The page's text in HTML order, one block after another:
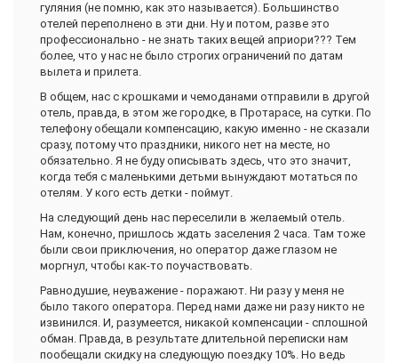
гуляния (не помню, как это называется). Большинство
отелей переполнено в эти дни. Ну и потом, разве это
профессионально - не знать таких вещей априори??? Тем
более, что у нас не было строгих ограничений по датам
вылета и прилета.
В общем, нас с крошками и чемоданами отправили в другой
отель, правда, в этом же городке, в Протарасе, на сутки. По
телефону обещали компенсацию, какую именно - не сказали
сразу, потому что праздники, никого нет на месте, но
обязательно. Я не буду описывать здесь, что это значит,
когда тебя с маленькими детьми вынуждают мотаться по
отелям. У кого есть детки - поймут.
На следующий день нас переселили в желаемый отель.
Нам, конечно, пришлось ждать заселения 2 часа. Там тоже
были свои приключения, но оператор даже глазом не
моргнул, чтобы как-то поучаствовать.
Равнодушие, неуважение - поражают. Ни разу у меня не
было такого оператора. Перед нами даже ни разу никто не
извинился. И, разумеется, никакой компенсации - сплошной
обман. Правда, в результате длительной переписки нам
пообещали скидку на следующую поездку 10%. Но ведь